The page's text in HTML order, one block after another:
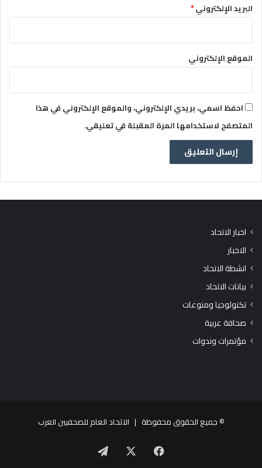
البريد الإلكتروني*
الموقع الإلكتروني
احفظ اسمي، بريدي الإلكتروني، والموقع الإلكتروني في هذا
المتصفح لاستخدامها المرة المقبلة في تعليقي.
اخبار الاتحاد
الاخبار
انشطة الاتحاد
بيانات الاتحاد
تكنولوجيا ومنوعات
صحافة عربية
مؤتمرات وندوات
© جميع الحقوق محفوظة | الاتحاد العام للصحفيين العرب
فيسبوك تيلقرام